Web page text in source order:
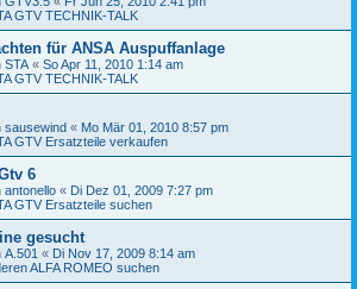
GTV TECHNIK-TALK
für ANSA Auspuffanlage
STA « So Apr 11, 2010 1:14 am
GTV TECHNIK-TALK
sausewind « Mo Mär 01, 2010 8:57 pm
GTV Ersatzteile verkaufen
6
antonello « Di Dez 01, 2009 7:27 pm
GTV Ersatzteile suchen
gesucht
A.501 « Di Nov 17, 2009 8:14 am
ALFA ROMEO suchen